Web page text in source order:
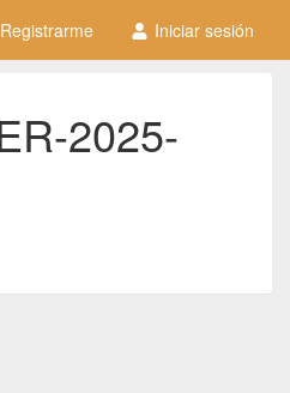
Registrarme Iniciar sesión
2025-